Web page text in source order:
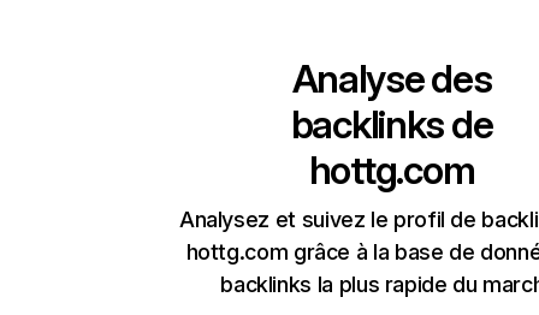
Analyse des
backlinks de
hottg.com
Analysez et suivez le profil de
hottg.com grâce à la base de
backlinks la plus rapide du